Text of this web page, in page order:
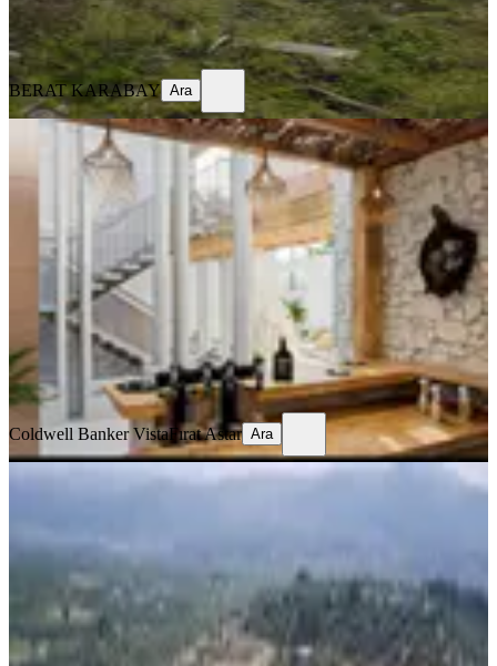
BERAT KARABAY
Ara
BERAT KARABAY Ara
TAKASLI
Çeşme Alaçatı Çarşıda Hotel Projesi
Hazır Turizm İmarlı Arsa
İzmir, Çeşme
315 m²
·111.111/m²· 11.07.2026
35.000.000 ₺
Coldwell Banker Vista Fırat Astar
Ara
Coldwell Banker VistaFırat Astar Ara
İzmir, Kemalpaşa
701 m²
5.706/m²· 01.07.2026
4.000.000 ₺